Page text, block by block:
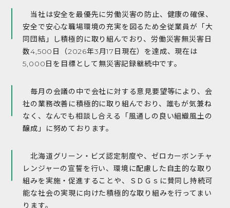
当社は安全を最優先に労働災害の防止、健康の確保、
安全で安心な職場環境の充実を図るため全従業員が「大
同団結」し積極的に取り組んでおり、労働災害無災害日
数4,500日（2026年3月17日現在）を達成、現在は
5,000日を目標として無災害記録継続中です。
毎月の会議の中で会社に対する意見要望等により、会
社の業務改善に積極的に取り組んでおり、誰もが気兼ね
なく、なんでも相談し合える「風通しの良い組織風土の
醸成」に努めております。
北海道グリーン・ビズ認定制度や、ゼロカーボンチャ
レンジャーの宣誓を行い、環境に配慮した自主的な取り
組みを実施・促進することや、ＳＤＧｓに賛同し持続可
能な社会の実現に向けた積極的な取り組みを行ってまい
ります。